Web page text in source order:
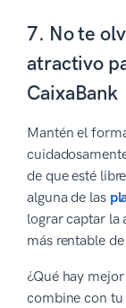
7. No te
atractivo
CaixaBank
Mantén el
de que esté
alguna de las
lograr captar la
más rentable
¿Qué hay
combine con